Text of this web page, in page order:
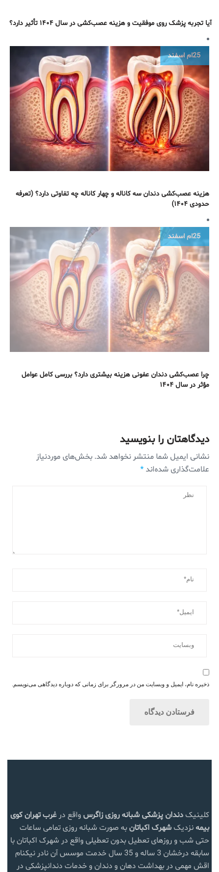
آیا تجربه پزشک روی موفقیت و هزینه عصب‌کشی در سال ۱۴۰۴ تأثیر دارد؟
25ام اسفند
هزینه عصب‌کشی دندان سه کاناله و چهار کاناله چه تفاوتی دارد؟ (تعرفه
حدودی ۱۴۰۴)
25ام اسفند
چرا عصب‌کشی دندان عفونی هزینه بیشتری دارد؟ بررسی کامل عوامل
مؤثر در سال ۱۴۰۴
دیدگاهتان را بنویسید
نشانی ایمیل شما منتشر نخواهد شد. بخش‌های موردنیاز
علامت‌گذاری شده‌اند*
ذخیره نام، ایمیل و وبسایت من در مرورگر برای زمانی که دوباره دیدگاهی می‌نویسم.
کلینیکدندان پزشکی شبانه روزی زاگرس واقع در غرب تهرانکوی
بیمهنزدیکشهرک اکباتانبه صورت شبانه روزی تمامی ساعات
حتی شب و روزهای تعطیل بدون تعطیلی واقع در شهرک اکباتان با
سابقه درخشان 3 ساله و 35 سال خدمت موسس آن نادر نیکنام
اقش مهمی در بهداشت دهان و دندان و خدمات دندانپزشکی در